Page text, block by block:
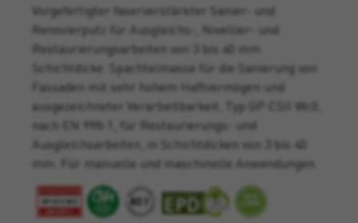
Vorgefertigter faserverstärkter Sanier- und
Renovierputz für Ausgleichs-, Nivellier- und
Restaurierungsarbeiten von 3 bis 40 mm
Schichtdicke. Spachtelmasse für die Sanierung von
Fassaden mit sehr hohem Haftvermögen und
ausgezeichneter Verarbeitbarkeit, Typ GP CSII Wc0,
nach EN 998-1, für Restaurierungs- und
Ausgleichsarbeiten, in Schichtdicken von 3 bis 40
mm. Für manuelle und maschinelle Anwendungen.